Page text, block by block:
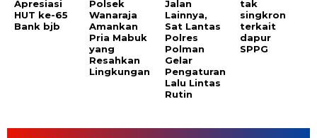
Apresiasi
HUT ke-65
Bank bjb
Polsek
Wanaraja
Amankan
Pria Mabuk
yang
Resahkan
Lingkungan
Jalan
Lainnya,
Sat Lantas
Polres
Polman
Gelar
Pengaturan
Lalu Lintas
Rutin
tak
singkron
terkait
dapur
SPPG